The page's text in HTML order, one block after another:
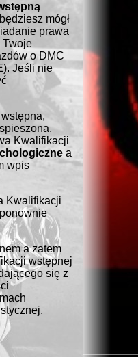
mógł
prawa
Twoje
o DMC
Jeśli nie
Kwalifikacji
a
wpis
Kwalifikacji
a zatem
wstępnej
się z